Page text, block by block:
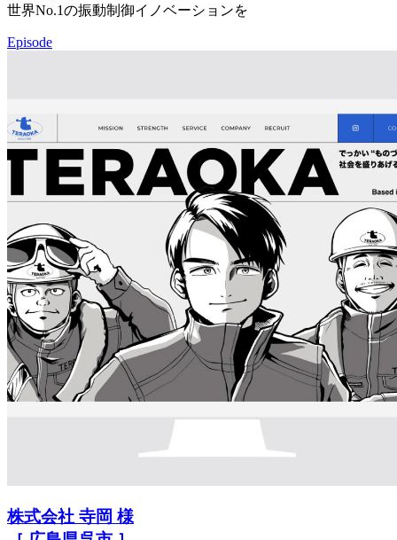
世界No.1の振動制御イノベーションを
Episode
株式会社 寺岡 様